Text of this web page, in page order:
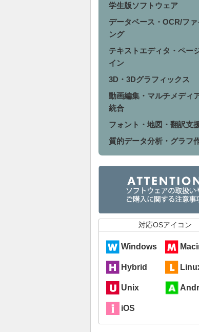
学生版ソフトウェア
データベース・OCR/ファ
ング
テキストエディタ・ペー
イン
3D・3Dグラフィックス
動画編集・マルチメディ
統合
フォント・地図・翻訳支
質的データ分析・グラフ
対応OSアイコン
Windows
Hybrid
Unix
iOS